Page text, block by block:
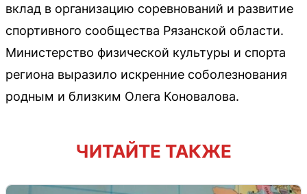
вклад в организацию соревнований и развитие
спортивного сообщества Рязанской области.
Министерство физической культуры и спорта
региона выразило искренние соболезнования
родным и близким Олега Коновалова.
ЧИТАЙТЕ ТАКЖЕ